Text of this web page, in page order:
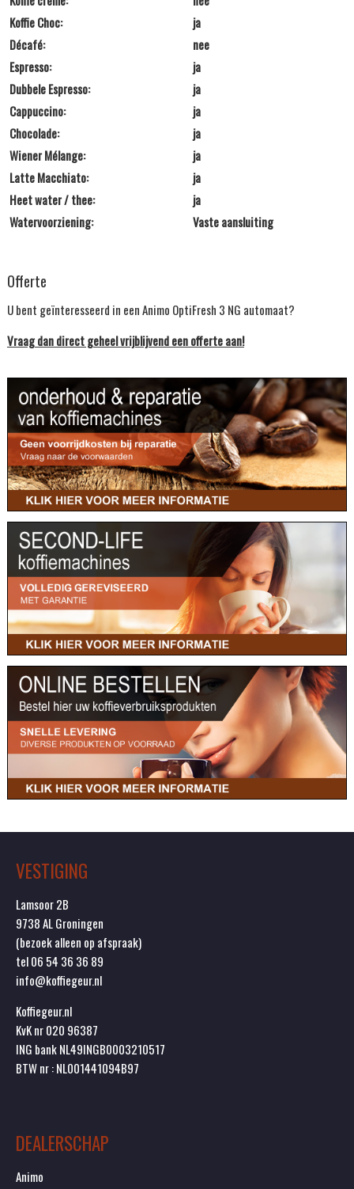
Koffie Choc:
ja
Décafé:
nee
Espresso:
ja
Dubbele Espresso:
ja
Cappuccino:
ja
Chocolade:
ja
Wiener Mélange:
ja
Latte Macchiato:
ja
Heet water / thee:
ja
Watervoorziening:
Vaste aansluiting
Offerte
U bent geïnteresseerd in een Animo OptiFresh 3 NG automaat?
Vraag dan direct geheel vrijblijvend een offerte aan!
VESTIGING
Lamsoor 2B
9738 AL Groningen
(bezoek alleen op afspraak)
tel 06 54 36 36 89
info@koffiegeur.nl
Koffiegeur.nl
KvK nr 020 96387
ING bank NL49INGB0003210517
BTW nr : NL001441094B97
DEALERSCHAP
Animo